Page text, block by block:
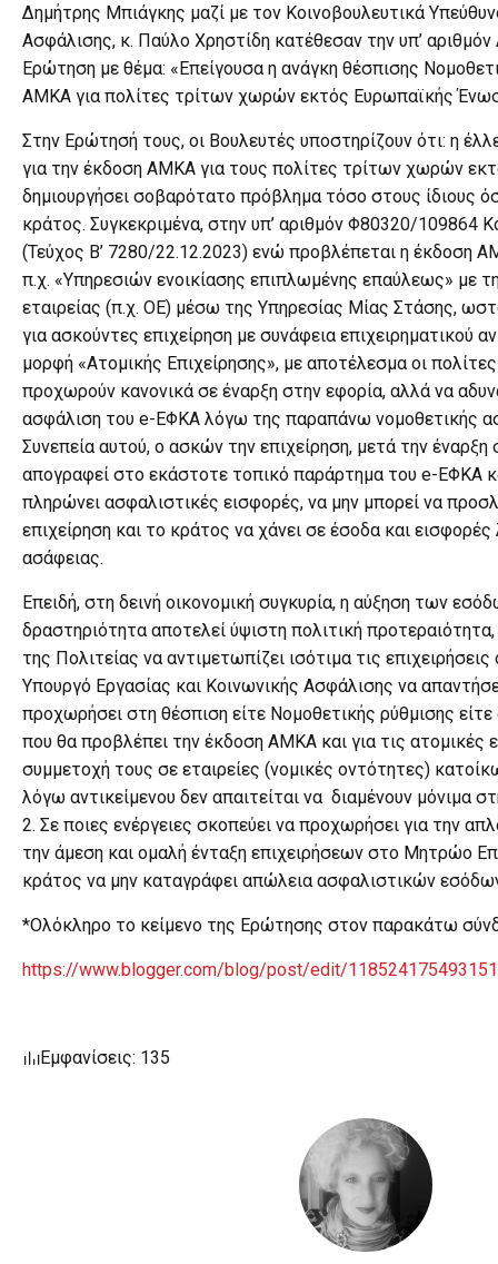
Δημήτρης Μπιάγκης μαζί με τον Κοινοβουλευτικά
Ασφάλισης, κ. Παύλο Χρηστίδη κατέθεσαν την υπ’
Ερώτηση με θέμα: «Επείγουσα η ανάγκη θέσπισης
ΑΜΚΑ για πολίτες τρίτων χωρών εκτός Ευρωπαϊκής
Στην Ερώτησή τους, οι Βουλευτές υποστηρίζουν ότι: η
για την έκδοση ΑΜΚΑ για τους πολίτες τρίτων χωρών
δημιουργήσει σοβαρότατο πρόβλημα τόσο στους ίδιους
κράτος. Συγκεκριμένα, στην υπ’ αριθμόν Φ80320/109864
(Τεύχος B’ 7280/22.12.2023) ενώ προβλέπεται η έκδοση
π.χ. «Υπηρεσιών ενοικίασης επιπλωμένης επαύλεως» με
εταιρείας (π.χ. ΟΕ) μέσω της Υπηρεσίας Μίας Στάσης,
για ασκούντες επιχείρηση με συνάφεια επιχειρηματικού
μορφή «Ατομικής Επιχείρησης», με αποτέλεσμα οι
προχωρούν κανονικά σε έναρξη στην εφορία, αλλά να
ασφάλιση του e-ΕΦΚΑ λόγω της παραπάνω νομοθετικής
Συνεπεία αυτού, ο ασκών την επιχείρηση, μετά την
απογραφεί στο εκάστοτε τοπικό παράρτημα του e-ΕΦΚΑ
πληρώνει ασφαλιστικές εισφορές, να μην μπορεί να
επιχείρηση και το κράτος να χάνει σε έσοδα και
ασάφειας.
Επειδή, στη δεινή οικονομική συγκυρία, η αύξηση των
δραστηριότητα αποτελεί ύψιστη πολιτική
της Πολιτείας να αντιμετωπίζει ισότιμα τις
Υπουργό Εργασίας και Κοινωνικής Ασφάλισης να
προχωρήσει στη θέσπιση είτε Νομοθετικής ρύθμισης είτε
που θα προβλέπει την έκδοση ΑΜΚΑ και για τις ατομικές
συμμετοχή τους σε εταιρείες (νομικές οντότητες)
λόγω αντικείμενου δεν απαιτείται να διαμένουν μόνιμα
2. Σε ποιες ενέργειες σκοπεύει να προχωρήσει για την
την άμεση και ομαλή ένταξη επιχειρήσεων στο Μητρώο
κράτος να μην καταγράφει απώλεια ασφαλιστικών
*Ολόκληρο το κείμενο της Ερώτησης στον παρακάτω
https://www.blogger.com/blog/post/edit/
Εμφανίσεις: 135